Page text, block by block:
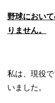
野球におい
りません。
私は、現役
いました。